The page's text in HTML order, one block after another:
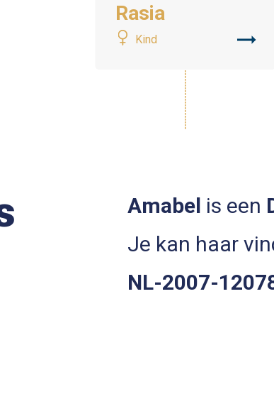
Rasia
Kind
Amabel is een
Je kan haar
NL-2007-